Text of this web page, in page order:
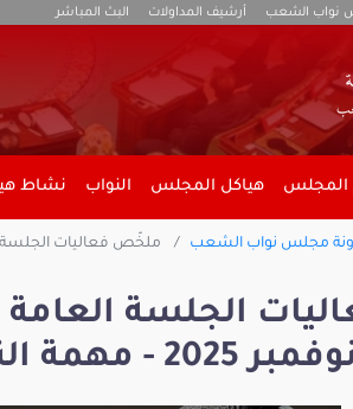
نواب الشعب أرشيف المداولات البث المباشر
المجلس هياكل المجلس النواب نشاط
مجلس نواب الشعب ملخّص فعاليات الجلسة العامة
الجلسة العامة